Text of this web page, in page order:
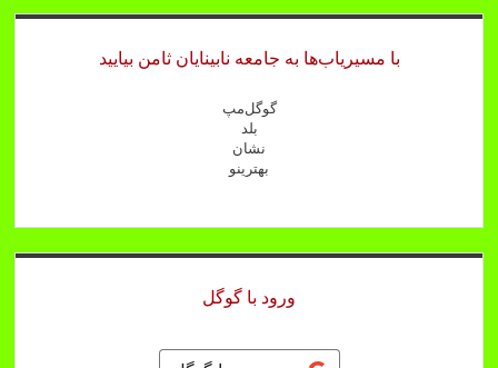
با مسیریاب‌ها به جامعه نابینایان ثامن بیایید
گوگل‌مپ
بلد
نشان
بهترینو
ورود با گوگل